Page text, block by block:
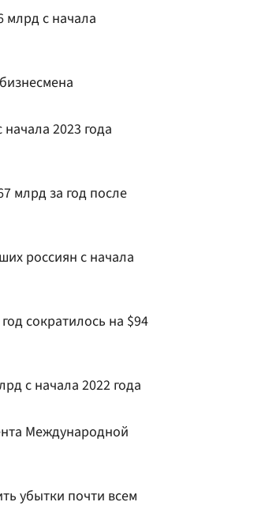
млрд с начала
2023 года
млрд за год после
россиян с начала
сократилось на $94
с начала 2022 года
Международной
убытки почти всем